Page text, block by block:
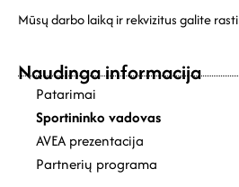
Mūsų darbo laiką ir rekvizitus galite rasti
Naudinga informacija
Patarimai
Sportininko vadovas
AVEA prezentacija
Partnerių programa